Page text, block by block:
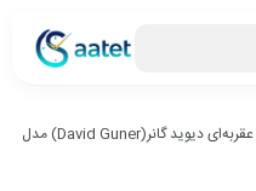
ساعت مچی مردانه عقربه‌ای دیوید گانر(David Guner) مدل